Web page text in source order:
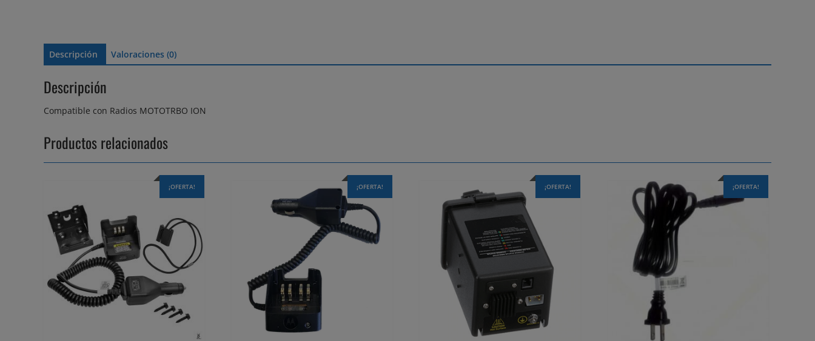
Descripción Valoraciones (0)
Descripción
Compatible con Radios MOTOTRBO ION
Productos relacionados
¡OFERTA! ¡OFERTA! ¡OFERTA! ¡OFERTA!